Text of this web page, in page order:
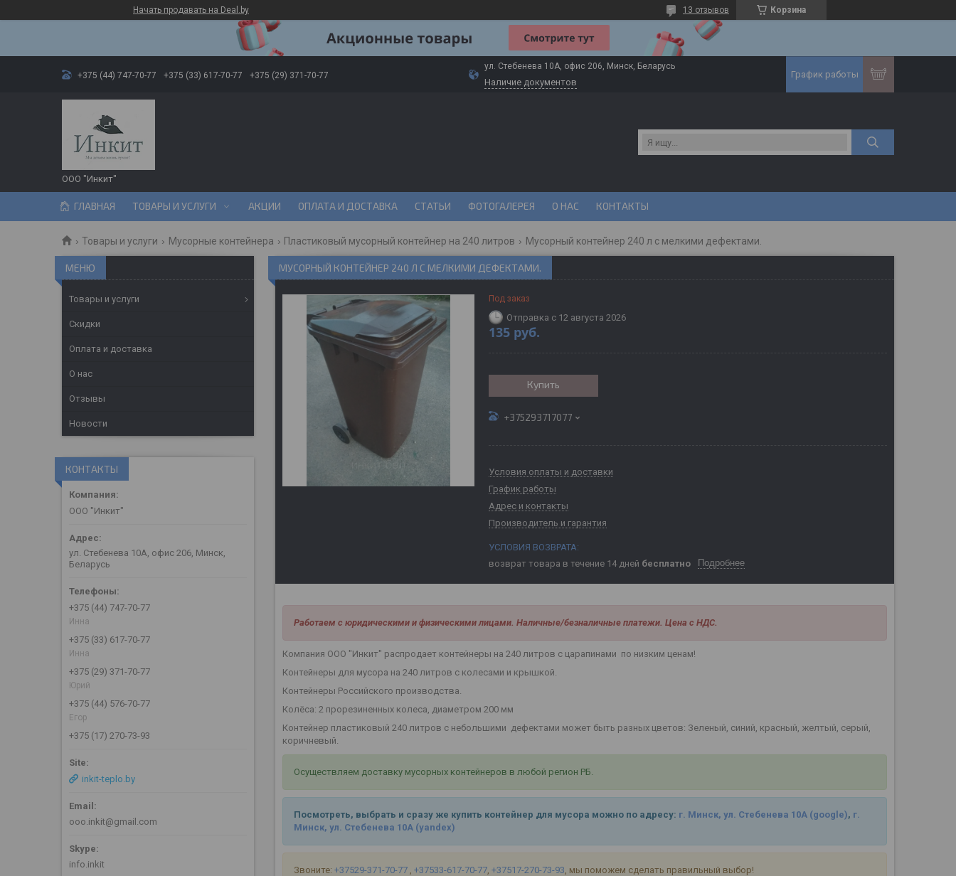
Начать продавать на Deal.by Корзина
13 отзывов
+375 (44) 747-70-77 +375 (33) 617-70-77 +375 (29) 371-70-77
ул. Стебенева 10А, офис 206, Минск, Беларусь
Наличие документов
График работы
ООО "Инкит"
ГЛАВНАЯ ТОВАРЫ И УСЛУГИ АКЦИИ ОПЛАТА И ДОСТАВКА СТАТЬИ ФОТОГАЛЕРЕЯ О НАС КОНТАКТЫ
Товары и услуги Мусорные контейнера Пластиковый мусорный контейнер на 240 литров Мусорный контейнер 240 л с мелкими дефектами.
МУСОРНЫЙ КОНТЕЙНЕР 240 Л С МЕЛКИМИ ДЕФЕКТАМИ.
Под заказ
Отправка с 12 августа 2026
135 руб.
Купить
+375293717077
Условия оплаты и доставки
График работы
Адрес и контакты
Производитель и гарантия
возврат товара в течение 14 дней бесплатно Подробнее
Работаем с юридическими и физическими лицами. Наличные/безналичные платежи. Цена с НДС.
Компания ООО "Инкит" распродает контейнеры на 240 литров с царапинами по низким ценам!
Контейнеры для мусора на 240 литров с колесами и крышкой.
Контейнеры Российского производства.
Колёса: 2 прорезиненных колеса, диаметром 200 мм
Контейнер пластиковый 240 литров с небольшими дефектами может быть разных цветов: Зеленый, синий, красный, желтый, серый,
коричневый.
Осуществляем доставку мусорных контейнеров в любой регион РБ.
Посмотреть, выбрать и сразу же купить контейнер для мусора можно по адресу: г. Минск, ул. Стебенева 10А (google), г.
Минск, ул. Стебенева 10А (yandex)
Звоните: +37529-371-70-77 +37533-617-70-77 +37517-270-73-93 , мы поможем сделать правильный выбор!
Товары и услуги
Скидки
Оплата и доставка
О нас
Отзывы
Новости
КОНТАКТЫ
ООО "Инкит"
ул. Стебенева 10А, офис 206, Минск,
Беларусь
+375 (44) 747-70-77
Инна
+375 (33) 617-70-77
Инна
+375 (29) 371-70-77
Юрий
+375 (44) 576-70-77
Егор
+375 (17) 270-73-93
inkit-teplo.by
ooo.inkit@gmail.com
info.inkit